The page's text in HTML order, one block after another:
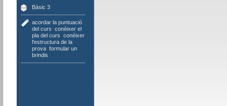
Bàsic 3
acordar la puntuació
del curs conèixer el
pla del curs conèixer
l'estructura de la
prova, formular un
brindis